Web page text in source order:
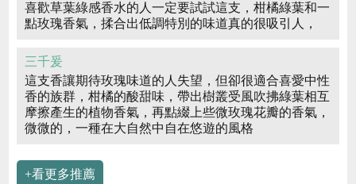
喜歡草葉綠感香水的人一定要試試這支，柑橘綠葉和一
點玫瑰香氣，揉合出低調特別的味道真的很吸引人，
三千爰
這支香讓期待玫瑰味道的人失望，但卻很適合喜愛中性
香的族群，柑橘的酸甜味，帶出樹叢受風吹拂綠葉相互
摩擦產生的植物香氣，再點綴上些微玫瑰花瓣的香氣，
微微的，一種在大自然中自在悠遊的風格
+看更多推薦